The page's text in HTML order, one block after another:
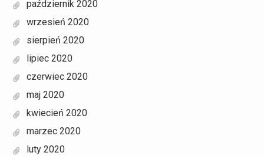
październik 2020
wrzesień 2020
sierpień 2020
lipiec 2020
czerwiec 2020
maj 2020
kwiecień 2020
marzec 2020
luty 2020